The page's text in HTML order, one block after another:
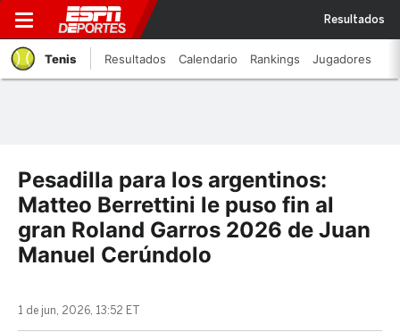
Resultados
Tenis Resultados Calendario Rankings Jugadores
Pesadilla para los argentinos:
Matteo Berrettini le puso fin al
gran Roland Garros 2026 de Juan
Manuel Cerúndolo
1 de jun, 2026, 13:52 ET